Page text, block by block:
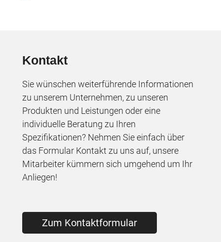
Kontakt
Sie wünschen weiterführende Informationen
zu unserem Unternehmen, zu unseren
Produkten und Leistungen oder eine
individuelle Beratung zu Ihren
Spezifikationen? Nehmen Sie einfach über
das Formular Kontakt zu uns auf, unsere
Mitarbeiter kümmern sich umgehend um Ihr
Anliegen!
Zum Kontaktformular